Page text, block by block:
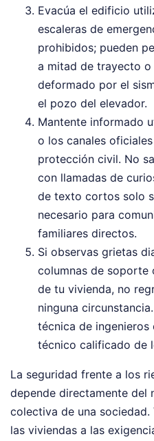
Evacúa el edificio
escaleras de
prohibidos; pueden
a mitad de trayecto o
deformado por el
el pozo del elevador.
Mantente informado
o los canales
protección civil. No
con llamadas de
de texto cortos solo
necesario para
familiares directos.
Si observas grietas
columnas de soporte
de tu vivienda, no
ninguna
técnica de ingenieros
técnico calificado de
La seguridad frente a los
depende directamente del
colectiva de una
las viviendas a las